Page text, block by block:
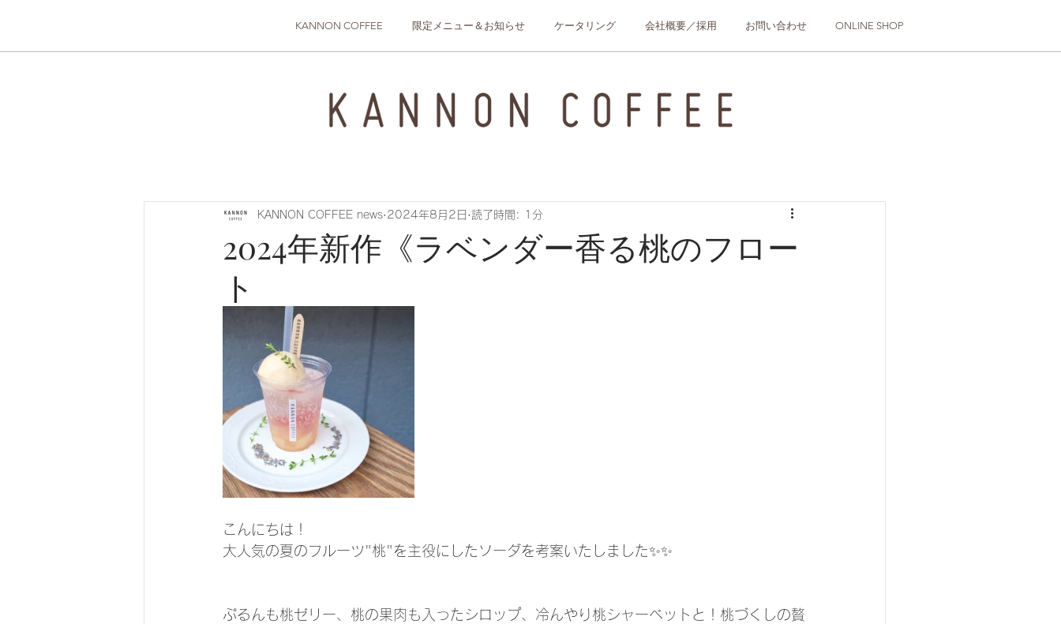
KANNON COFFEE 限定メニュー＆お知らせ ケータリング 会社概要／採用 お問い合わせ ONLINE SHOP
2024年新作《ラベンダー香る桃のフロー
ト
KANNON COFFEE news 2024年8月2日 読了時間: 1分
こんにちは！
大人気の夏のフルーツ"桃"を主役にしたソーダを考案いたしました✨✨
ぷるんも桃ゼリー、桃の果肉も入ったシロップ、冷んやり桃シャーベットと！桃づくしの贅